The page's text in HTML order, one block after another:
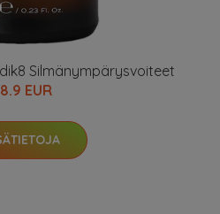
Silmänympärysvoiteet
EUR